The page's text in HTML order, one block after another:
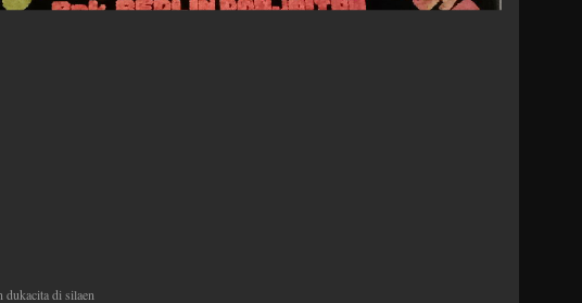
dukacita di silaen